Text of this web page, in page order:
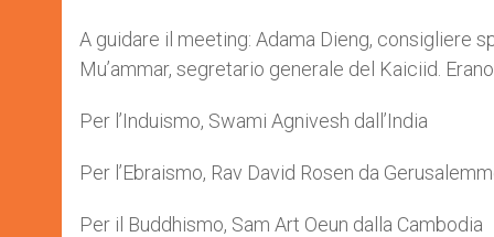
A guidare il meeting: Adama Dieng, consigliere
Mu’ammar, segretario generale del Kaiciid.
Per l’Induismo, Swami Agnivesh dall’India
Per l’Ebraismo, Rav David Rosen da
Per il Buddhismo, Sam Art Oeun dalla Cambodia